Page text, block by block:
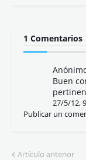
1 Comentarios
Buen
27/5/12,
Publicar un
Artículo anterior